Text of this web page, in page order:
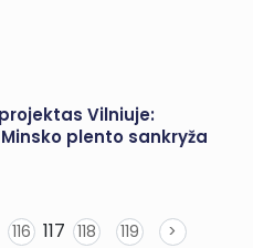
Vilniuje:
plento sankryža
116 117 118 119 >